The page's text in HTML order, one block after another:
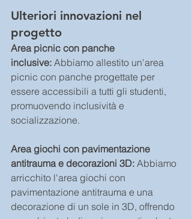
Ulteriori innovazioni nel
progetto
Area picnic con panche
inclusive: Abbiamo allestito un'area
picnic con panche progettate per
essere accessibili a tutti gli studenti,
promuovendo inclusività e
socializzazione.
Area giochi con pavimentazione
antitrauma e decorazioni 3D: Abbiamo
arricchito l'area giochi con
pavimentazione antitrauma e una
decorazione di un sole in 3D, offrendo